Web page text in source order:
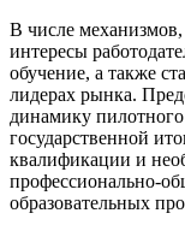
В числе
интересы
обучение, а также
лидерах рынка.
динамику
государственной
квалификации и
профессионально-
образовательных